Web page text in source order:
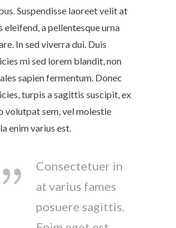
Suspendisse laoreet velit at
eleifend, a pellentesque urna
In sed viverra dui. Duis
mi sed lorem blandit, non
sapien fermentum. Donec
turpis a sagittis suscipit, ex
volutpat sem, vel molestie
enim varius est.
Consectetuer in
at varius fames
posuere sagittis.